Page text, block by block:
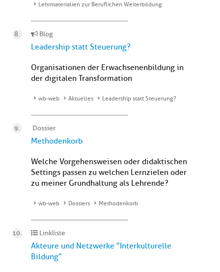
Lehrmaterialien zur Beruflichen Weiterbildung
Blog
Leadership statt Steuerung?
Organisationen der Erwachsenenbildung in
der digitalen Transformation
wb-web Aktuelles Leadership statt Steuerung?
Dossier
Methodenkorb
Welche Vorgehensweisen oder didaktischen
Settings passen zu welchen Lernzielen oder
zu meiner Grundhaltung als Lehrende?
wb-web Dossiers Methodenkorb
Linkliste
Akteure und Netzwerke "Interkulturelle
Bildung"